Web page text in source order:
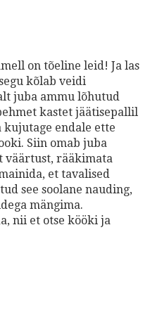
on tõeline leid! Ja las
kõlab veidi
juba ammu lõhutud
kastet jäätisepallil
kujutage endale ette
Siin omab juba
väärtust, rääkimata
et tavalised
see soolane nauding,
mängima.
nii et otse kööki ja